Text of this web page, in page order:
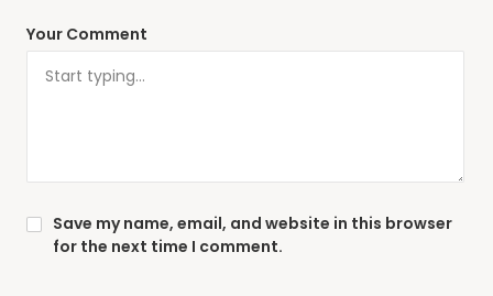
Your Comment
Save my name, email, and website in this browser
for the next time I comment.